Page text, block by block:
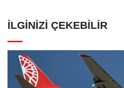
İLGINIZI ÇEKEBILIR